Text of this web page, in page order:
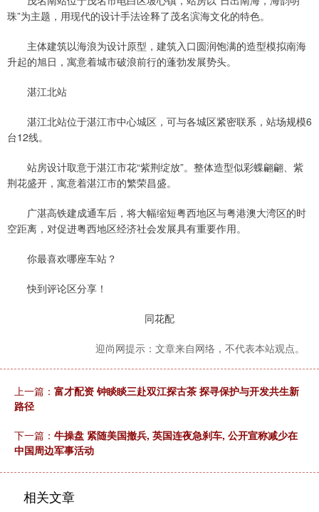
珠”为主题，用现代的设计手法诠释了茂名滨海文化的特色。
主体建筑以海浪为设计原型，建筑入口圆润饱满的造型模拟南海
升起的旭日，寓意着城市破浪前行的蓬勃发展势头。
湛江北站
湛江北站位于湛江市中心城区，可与各城区紧密联系，站场规模6
台12线。
站房设计取意于湛江市花“紫荆绽放”。整体造型似彩蝶翩翩、紫
荆花盛开，寓意着湛江市的繁荣昌盛。
广湛高铁建成通车后，将大幅缩短粤西地区与粤港澳大湾区的时
空距离，对促进粤西地区经济社会发展具有重要作用。
你最喜欢哪座车站？
快到评论区分享！
同花配
迎尚网提示：文章来自网络，不代表本站观点。
上一篇： 富才配资 钟睒睒三赴双江探古茶 探寻保护与开发共生新
路径
下一篇： 牛操盘 紧随美国撤兵, 英国连夜急刹车, 公开宣称减少在
中国周边军事活动
相关文章